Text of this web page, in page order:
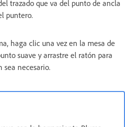
trazado que va del punto de ancla
puntero.
haga clic una vez en la mesa de
suave y arrastre el ratón para
sea necesario.